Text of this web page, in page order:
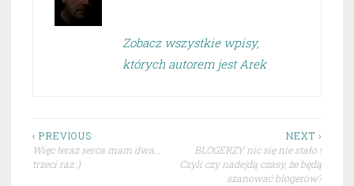
Zobacz wszystkie wpisy,
których autorem jest Arek
Nawigacja
wpisu
‹ PREVIOUS
Więc teraz serca mam dwa…
trzeci raz :)
NEXT ›
BLOGERZY nic się nie stało !
Czyli czy nadejdą czasy, że będą
szanować blogerów?